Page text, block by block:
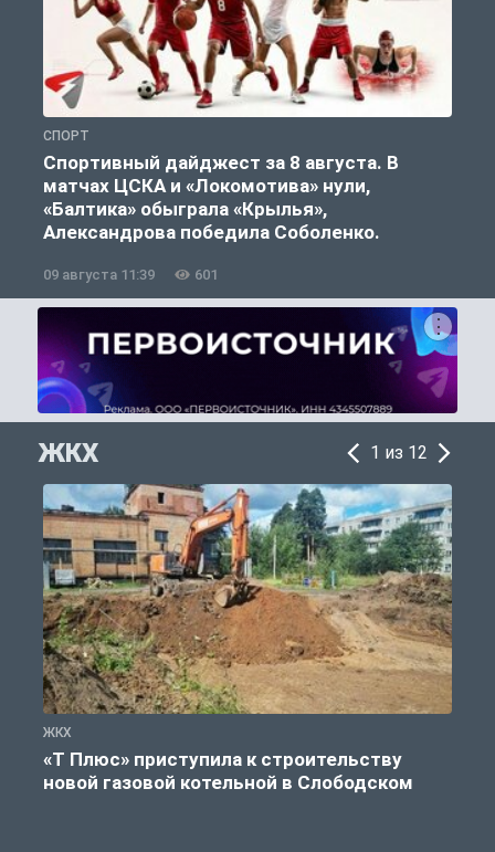
СПОРТ
Спортивный дайджест за 8 августа. В
матчах ЦСКА и «Локомотива» нули,
«Балтика» обыграла «Крылья»,
Александрова победила Соболенко.
09 августа 11:39 601
ЖКХ 1 из 12
ЖКХ
«Т Плюс» приступила к строительству
новой газовой котельной в Слободском